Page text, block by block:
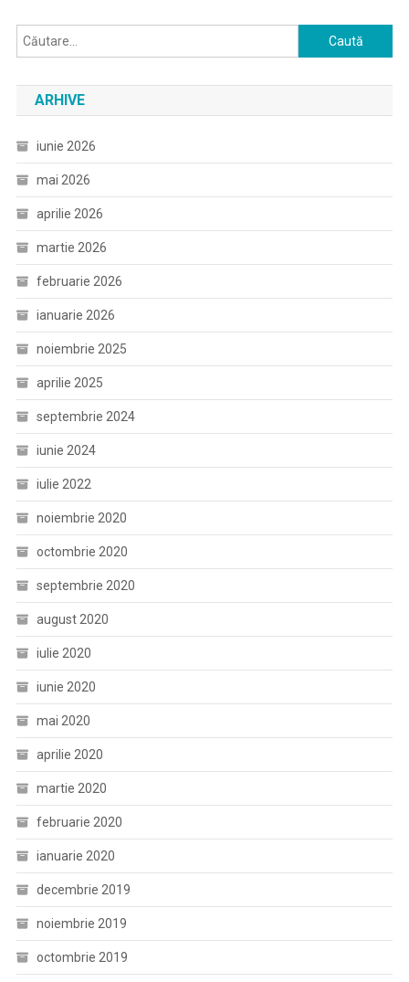
Caută
după:
ARHIVE
iunie 2026
mai 2026
aprilie 2026
martie 2026
februarie 2026
ianuarie 2026
noiembrie 2025
aprilie 2025
septembrie 2024
iunie 2024
iulie 2022
noiembrie 2020
octombrie 2020
septembrie 2020
august 2020
iulie 2020
iunie 2020
mai 2020
aprilie 2020
martie 2020
februarie 2020
ianuarie 2020
decembrie 2019
noiembrie 2019
octombrie 2019